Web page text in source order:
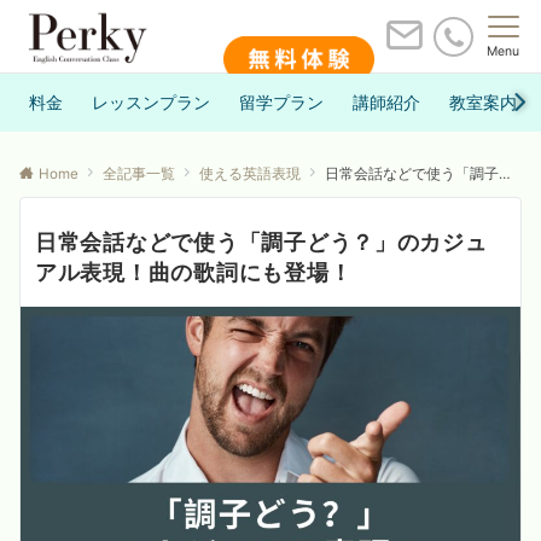
Menu
料金 レッスンプラン 留学プラン 講師紹介 教室案内
Home 全記事一覧 使える英語表現 日常会話などで使う「調子どう？」のカジュアル表現！曲の歌詞にも登場！
日常会話などで使う「調子どう？」のカジュ
アル表現！曲の歌詞にも登場！